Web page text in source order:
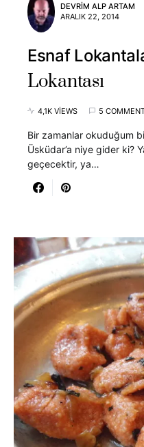
DEVRIM ALP ARTAM
ARALIK 22, 2014
Esnaf
Lokantası
4,1K VIEWS 5
Bir zamanlar okuduğum
Üsküdar’a niye gider ki?
geçecektir, ya…